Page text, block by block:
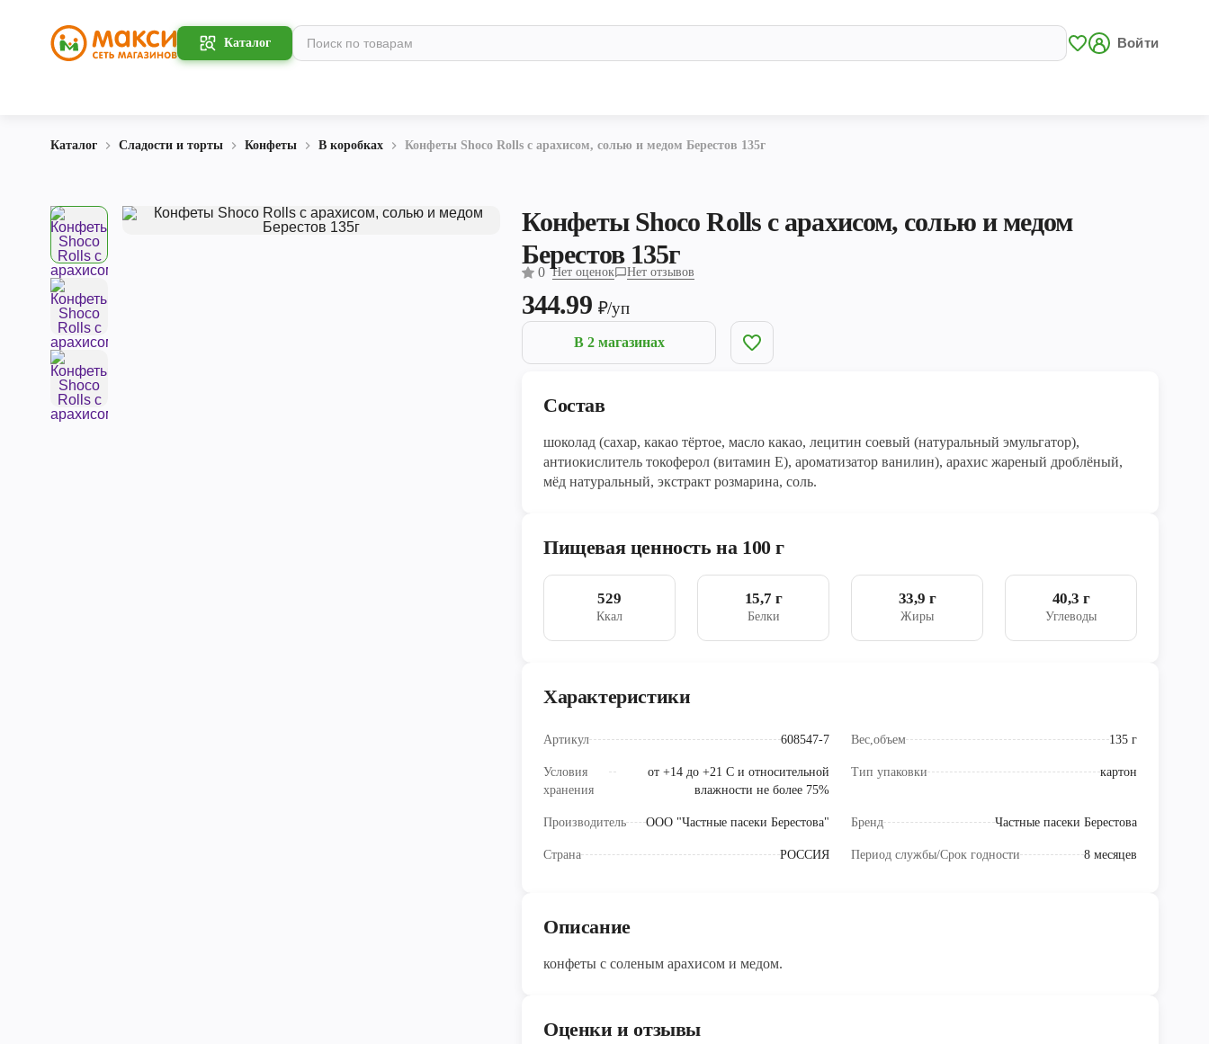
Каталог Войти
Каталог Сладости и торты Конфеты В коробках Конфеты Shoco Rolls с арахисом, солью и медом Берестов 135г
Конфеты Shoco Rolls с арахисом, солью и медом
Берестов 135г
0 Нет оценок Нет отзывов
344.99 ₽/уп
В 2 магазинах
Состав
шоколад (сахар, какао тёртое, масло какао, лецитин соевый (натуральный эмульгатор),
антиокислитель токоферол (витамин Е), ароматизатор ванилин), арахис жареный дроблёный,
мёд натуральный, экстракт розмарина, соль.
Пищевая ценность на 100 г
529
Ккал
15,7 г
Белки
33,9 г
Жиры
40,3 г
Углеводы
Характеристики
Артикул 608547-7 Вес,объем 135 г
Условия
хранения
от +14 до +21 С и относительной
влажности не более 75%
Тип упаковки картон
Производитель ООО "Частные пасеки Берестова" Бренд Частные пасеки Берестова
Страна РОССИЯ Период службы/Срок годности 8 месяцев
Описание
конфеты с соленым арахисом и медом.
Оценки и отзывы